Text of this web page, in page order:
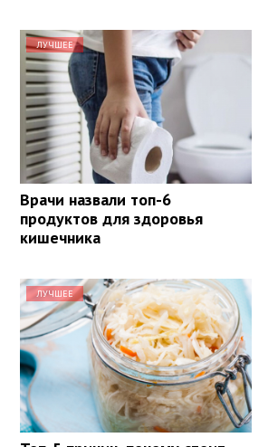
ЛУЧШЕЕ
Врачи назвали топ-6
продуктов для здоровья
кишечника
ЛУЧШЕЕ